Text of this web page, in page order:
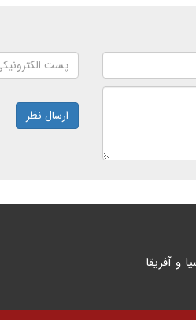
ارسال نظر
و آفریقا